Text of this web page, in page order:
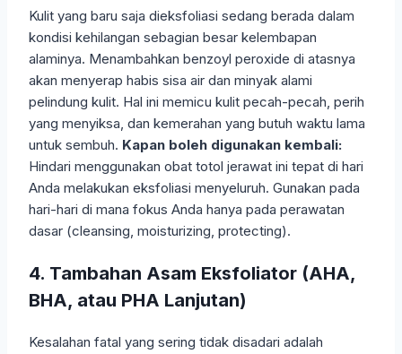
Kulit yang baru saja dieksfoliasi sedang berada dalam
kondisi kehilangan sebagian besar kelembapan
alaminya. Menambahkan benzoyl peroxide di atasnya
akan menyerap habis sisa air dan minyak alami
pelindung kulit. Hal ini memicu kulit pecah-pecah, perih
yang menyiksa, dan kemerahan yang butuh waktu lama
untuk sembuh. Kapan boleh digunakan kembali:
Hindari menggunakan obat totol jerawat ini tepat di hari
Anda melakukan eksfoliasi menyeluruh. Gunakan pada
hari-hari di mana fokus Anda hanya pada perawatan
dasar (cleansing, moisturizing, protecting).
4. Tambahan Asam Eksfoliator (AHA,
BHA, atau PHA Lanjutan)
Kesalahan fatal yang sering tidak disadari adalah